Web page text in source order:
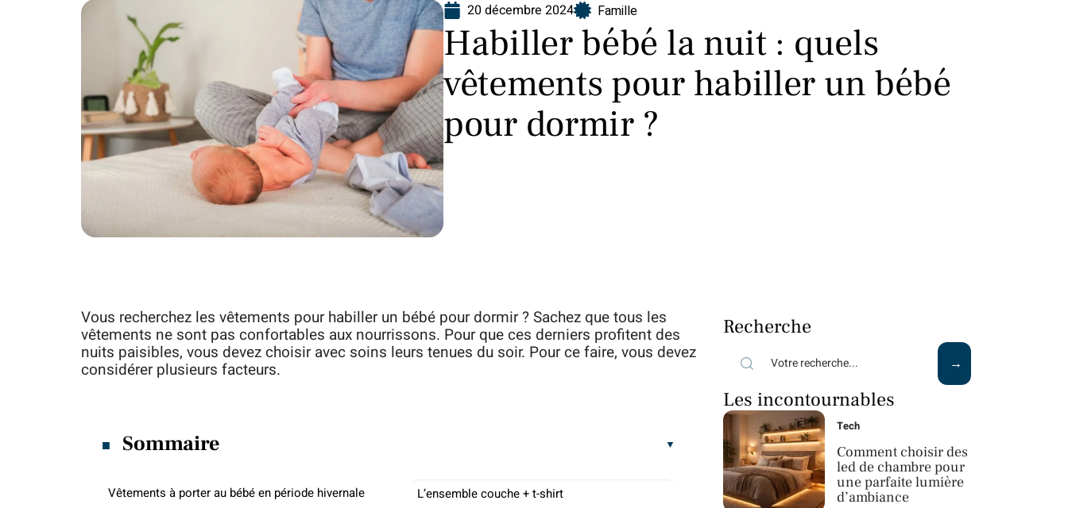
20 décembre 2024 Famille
Habiller bébé la nuit : quels
vêtements pour habiller un bébé
pour dormir ?
Vous recherchez les vêtements pour habiller un bébé pour dormir ? Sachez que tous les
vêtements ne sont pas confortables aux nourrissons. Pour que ces derniers profitent des
nuits paisibles, vous devez choisir avec soins leurs tenues du soir. Pour ce faire, vous devez
considérer plusieurs facteurs.
Sommaire
Vêtements à porter au bébé en période hivernale
L’ensemble couche + t-shirt
Recherche
Les incontournables
Tech
Comment choisir des
led de chambre pour
une parfaite lumière
d’ambiance